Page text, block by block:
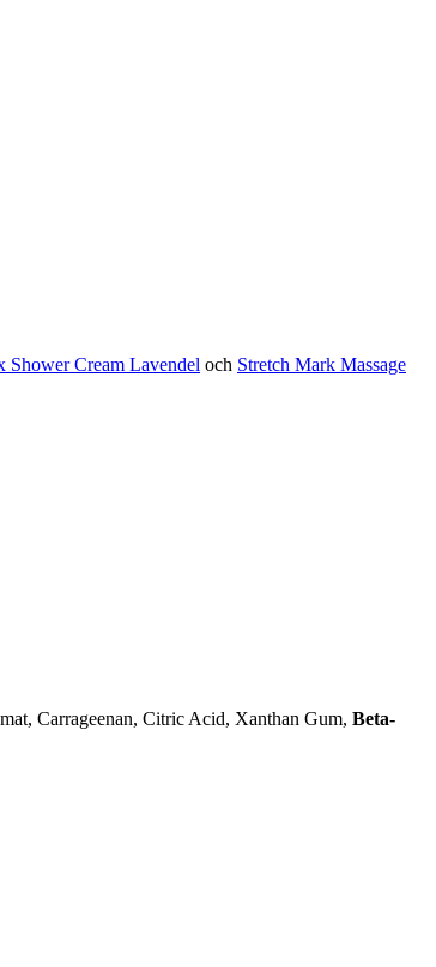
Shower Cream Lavendel och Stretch Mark Massage
Carrageenan, Citric Acid, Xanthan Gum, Beta-